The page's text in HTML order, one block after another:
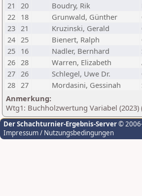
21
20 Boudry, Rik
22 18 Grunwald, Günther
23 21 Kruzinski, Gerald
24 25 Bienert, Ralph
25 16 Nadler, Bernhard
26 28 Warren, Elizabeth
27 26 Schlegel, Uwe Dr.
28 27 Mordasini, Gessinah
Anmerkung:
Wtg1: Buchholzwertung Variabel (2023)
Der Schachturnier-Ergebnis-Server©
Impressum / Nutzungsbedingungen